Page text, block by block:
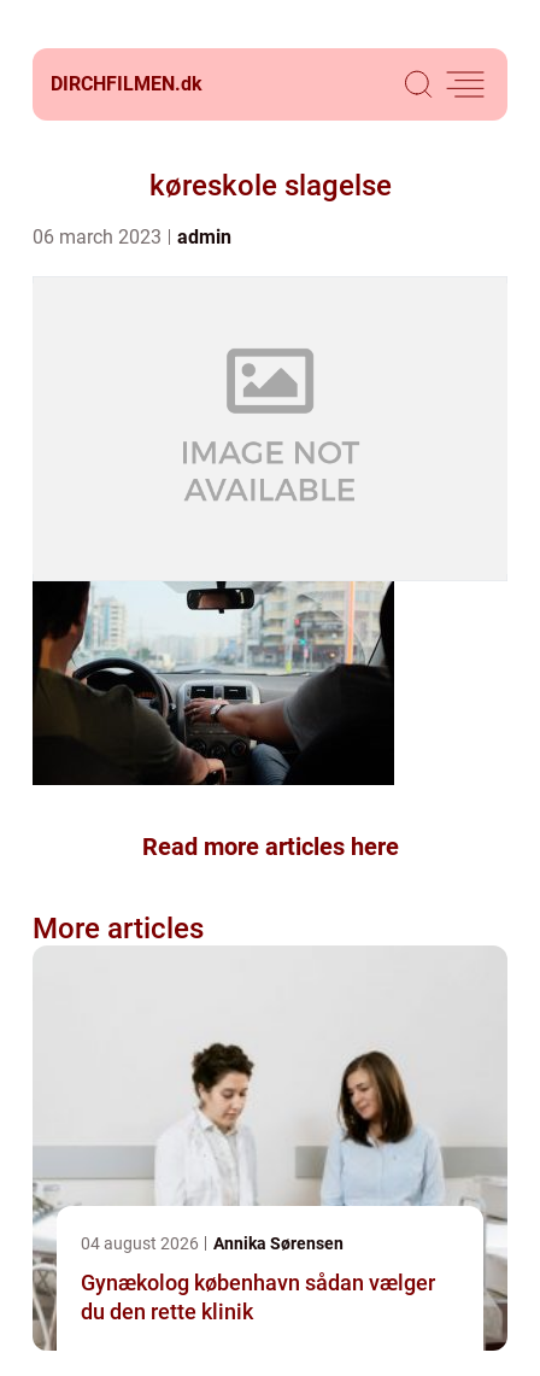
DIRCHFILMEN.dk
køreskole slagelse
06 march 2023 admin
Read more articles here
More articles
04 august 2026 Annika Sørensen
Gynækolog københavn sådan vælger
du den rette klinik